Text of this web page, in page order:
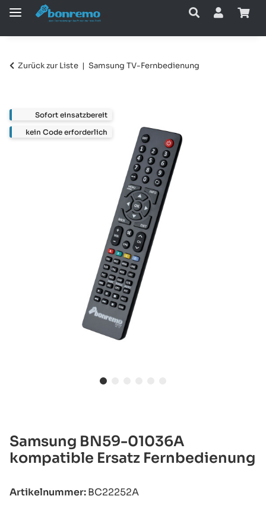
Zurück zur Liste Samsung TV-Fernbedienung
Samsung BN59-01036A
kompatible Ersatz Fernbedienung
Artikelnummer:BC22252A